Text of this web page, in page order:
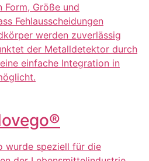
Form, Größe und
Fehlausscheidungen
werden zuverlässig
der Metalldetektor durch
einfache Integration in
wurde speziell für die